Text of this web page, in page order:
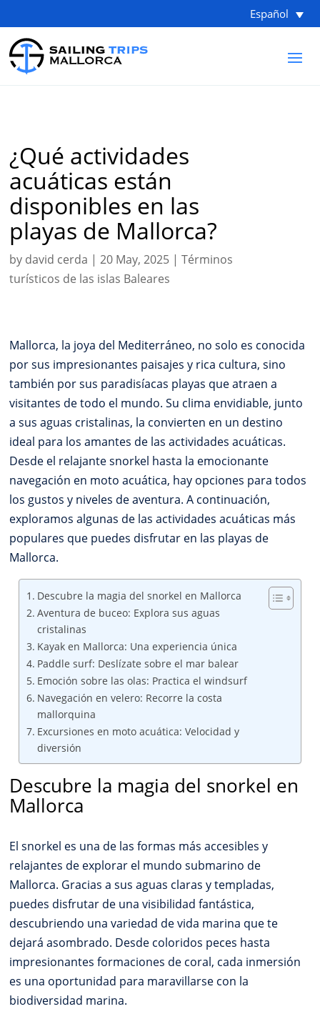
Español
¿Qué actividades
acuáticas están
disponibles en las
playas de Mallorca?
by david cerda |20 May, 2025 |Términos
turísticos de las islas Baleares
Mallorca, la joya del Mediterráneo, no solo es conocida
por sus impresionantes paisajes y rica cultura, sino
también por sus paradisíacas playas que atraen a
visitantes de todo el mundo. Su clima envidiable, junto
a sus aguas cristalinas, la convierten en un destino
ideal para los amantes de las actividades acuáticas.
Desde el relajante snorkel hasta la emocionante
navegación en moto acuática, hay opciones para todos
los gustos y niveles de aventura. A continuación,
exploramos algunas de las actividades acuáticas más
populares que puedes disfrutar en las playas de
Mallorca.
Descubre la magia del snorkel en Mallorca
Aventura de buceo: Explora sus aguas
cristalinas
Kayak en Mallorca: Una experiencia única
Paddle surf: Deslízate sobre el mar balear
Emoción sobre las olas: Practica el windsurf
Navegación en velero: Recorre la costa
mallorquina
Excursiones en moto acuática: Velocidad y
diversión
Descubre la magia del snorkel en
Mallorca
El snorkel es una de las formas más accesibles y
relajantes de explorar el mundo submarino de
Mallorca. Gracias a sus aguas claras y templadas,
puedes disfrutar de una visibilidad fantástica,
descubriendo una variedad de vida marina que te
dejará asombrado. Desde coloridos peces hasta
impresionantes formaciones de coral, cada inmersión
es una oportunidad para maravillarse con la
biodiversidad marina.